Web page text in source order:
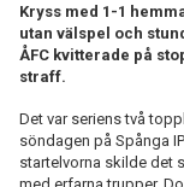
Kryss med 1-1
utan välspel och
ÅFC kvitterade på
straff.
Det var seriens två
söndagen på Spånga
startelvorna skilde det